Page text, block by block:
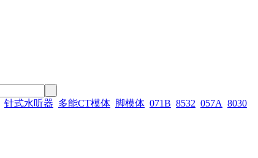
针式水听器 多能CT模体 脚模体 071B 8532 057A 8030